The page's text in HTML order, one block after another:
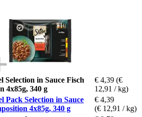
Selection in Sauce Fisch
4x85g, 340 g
€ 4,39 (€
12,91 / kg)
Pack Selection in Sauce
4x85g, 340 g
€ 4,39
(€ 12,91 / kg)